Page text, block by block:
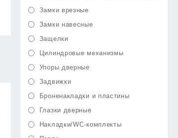
Замки врезные
Замки навесные
Защелки
Цилиндровые механизмы
Упоры дверные
Задвижки
Броненакладки и пластины
Глазки дверные
Накладки/WC-комплекты